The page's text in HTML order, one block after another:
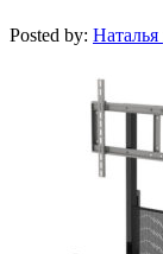
Posted by: Наталья